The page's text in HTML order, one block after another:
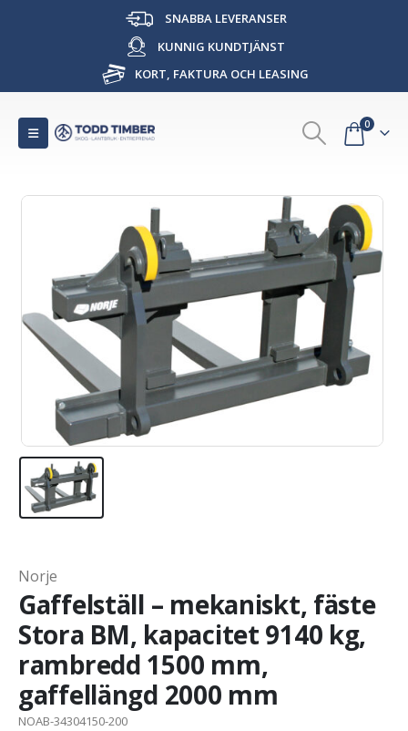
SNABBA LEVERANSER
KUNNIG KUNDTJÄNST
KORT, FAKTURA OCH LEASING
0
Norje
Gaffelställ – mekaniskt, fäste
Stora BM, kapacitet 9140 kg,
rambredd 1500 mm,
gaffellängd 2000 mm
NOAB-34304150-200